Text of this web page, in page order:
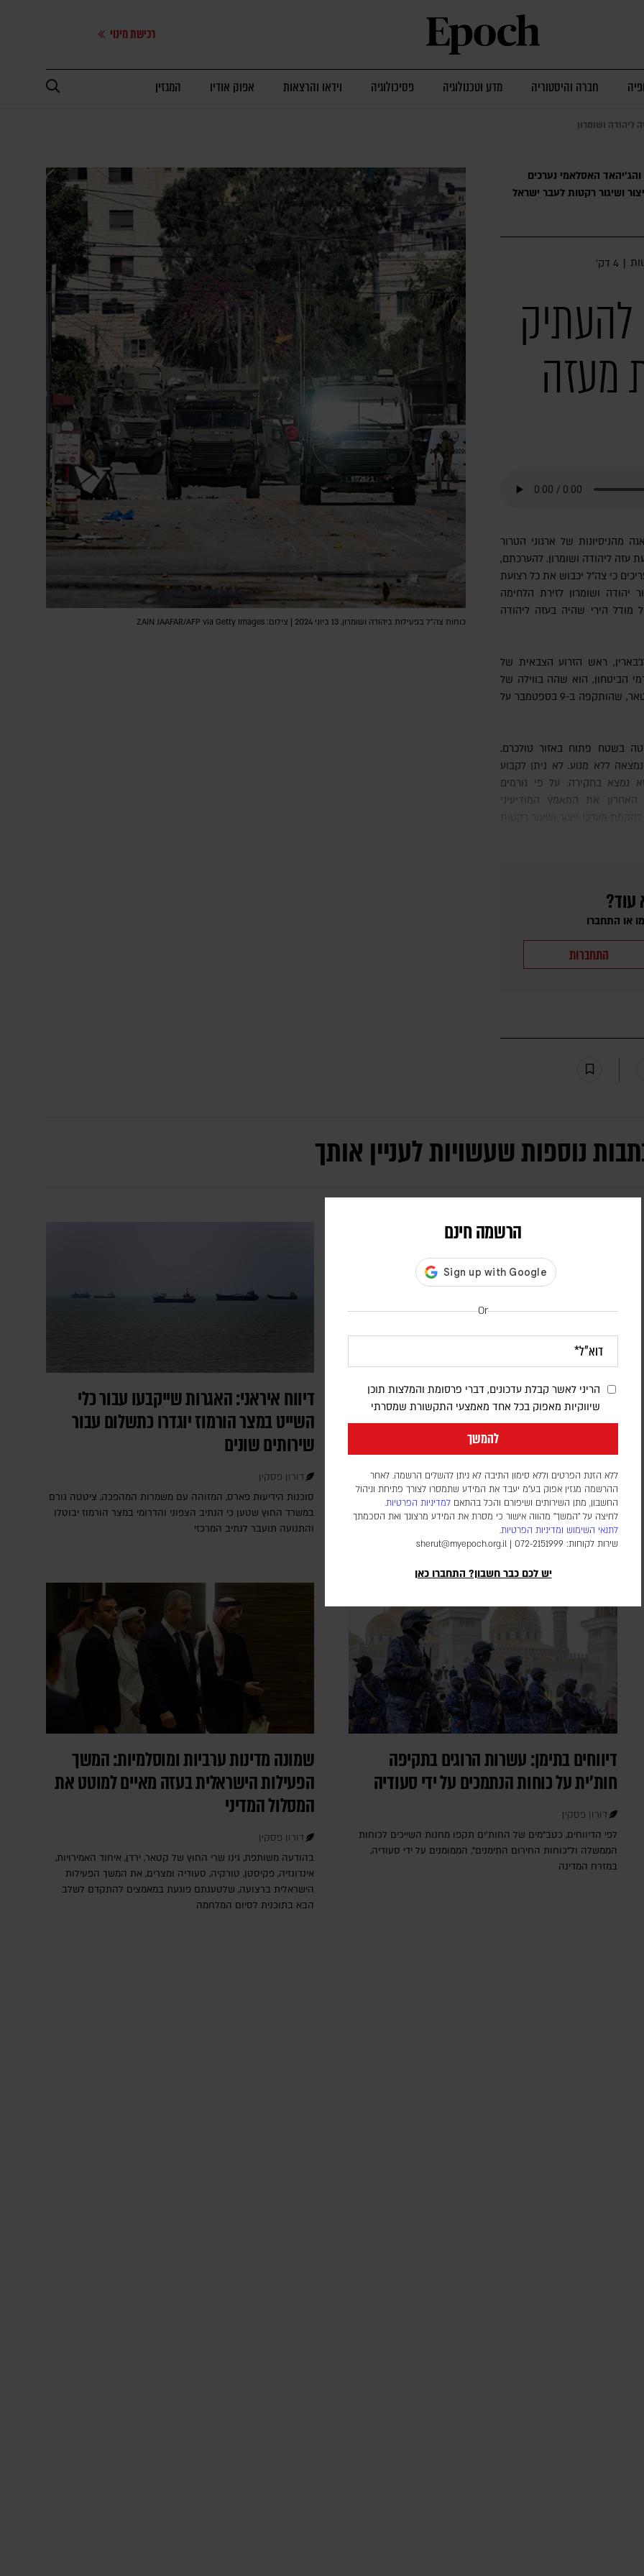
רכישת מינוי
חברה והיסטוריה מדע וטכנולוגיה פסיכולוגיה וידאו והרצאות אפוק אודיו המגזין
הרשמה חינם
Or
הריני לאשר קבלת עדכונים, דברי פרסומת והמלצות תוכן
שיווקיות מאפוק בכל אחד מאמצעי התקשורת שמסרתי
להמשך
ללא הזנת הפרטים וללא סימון התיבה לא ניתן להשלים הרשמה. לאחר
ההרשמה מגזין אפוק בע״מ יעבד את המידע שתמסרו לצורך פתיחת וניהול
החשבון, מתן השירותים ושיפורם והכל בהתאם למדיניות הפרטיות.
לחיצה על "המשך" מהווה אישור כי מסרת את המידע מרצונך ואת הסכמתך
לתנאי השימוש ומדיניות הפרטיות.
שירות לקוחות: 072-2151999 |
sherut@myepoch.org.il
יש לכם כבר חשבון? התחברו כאן
ליהודה ושומרון
האסלאמי נערכים
ושיגור רקטות לעבר ישראל
| 4 דק׳
להעתיק
מעזה
מהניסיונות של ארגוני הטרור
עזה ליהודה ושומרון. להערכתם,
כי צה"ל יכבוש את כל רצועת
יהודה ושומרון לזירת הלחימה
הירי שהיה בעזה ליהודה
ראש הזרוע הצבאית של
הביטחון, הוא שהה בווילה של
בכיר חמאס ח'ליל אלחיה בדוחא, בירת קטאר, שהותקפה ב-9 בספטמבר על
ללא מנוע. לא ניתן לקבוע
נמצא בחקירה. על פי גורמים
האחרון את המאמץ המודיעיני
עוד?
או התחברו
התחברות
כוחות צה"ל בפעילות ביהודה ושומרון, 13 ביוני 2024 | צילום: ZAIN JAAFAR/AFP via Getty Images
נוספות שעשויות לעניין אותך
בעקבות בקשתו של טראמפ – הפרלמנט
באוגנדה אישר שליחת חיילים לרצועת עזה
במסגרת כוח הייצוב הבין-לאומי
דורון פסקין
מספר החיילים ומועד פריסתם טרם פורסמו. הכוח הבין-לאומי עדיין
לא נפרס ברצועה, וממתין ליישום השלב השני וכניסת המנהלת
הפלסטינית שאמורה לנהל את הרצועה
דיווח איראני: האגרות שייקבעו עבור כלי
השייט במצר הורמוז יוגדרו כתשלום עבור
שירותים שונים
דורון פסקין
סוכנות הידיעות פארס, המזוהה עם משמרות המהפכה, ציטטה גורם
במשרד החוץ שטען כי הנתיב הצפוני והדרומי במצר הורמוז יבוטלו
והתנועה תועבר לנתיב המרכזי
דיווחים בתימן: עשרות הרוגים בתקיפה
חות'ית על כוחות הנתמכים על ידי סעודיה
דורון פסקין
לפי הדיווחים, כטב"מים של החות'ים תקפו מחנות השייכים לכוחות
הממשלה ול"כוחות החירום התימנים", הממומנים על ידי סעודיה,
במזרח המדינה
שמונה מדינות ערביות ומוסלמיות: המשך
הפעילות הישראלית בעזה מאיים למוטט את
המסלול המדיני
דורון פסקין
בהודעה משותפת, גינו שרי החוץ של קטאר, ירדן, איחוד האמירויות,
אינדונזיה, פקיסטן, טורקיה, סעודיה ומצרים, את המשך הפעילות
הישראלית ברצועה, שלטענתם פוגעת במאמצים להתקדם לשלב
הבא בתוכנית לסיום המלחמה